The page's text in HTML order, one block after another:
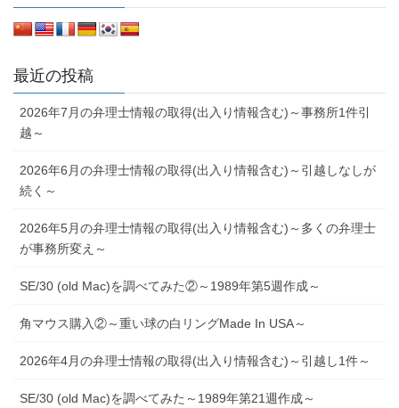
最近の投稿
2026年7月の弁理士情報の取得(出入り情報含む)～事務所1件引
越～
2026年6月の弁理士情報の取得(出入り情報含む)～引越しなしが
続く～
2026年5月の弁理士情報の取得(出入り情報含む)～多くの弁理士
が事務所変え～
SE/30 (old Mac)を調べてみた②～1989年第5週作成～
角マウス購入②～重い球の白リングMade In USA～
2026年4月の弁理士情報の取得(出入り情報含む)～引越し1件～
SE/30 (old Mac)を調べてみた～1989年第21週作成～